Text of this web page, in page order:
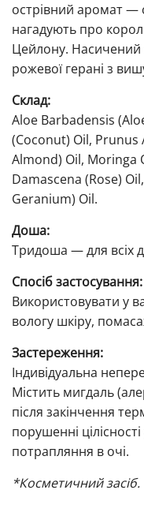
острівний аромат —
нагадують про
Цейлону. Насичений
рожевої герані з
Склад:
Aloe Barbadensis
(Coconut) Oil, Prunus
Almond) Oil, Moringa
Damascena (Rose)
Geranium) Oil.
Доша:
Тридоша — для всіх
Спосіб застосування:
Використовувати у
вологу шкіру,
Застереження:
Індивідуальна
Містить мигдаль
після закінчення
порушенні
потрапляння в очі.
*Косметичний засіб.